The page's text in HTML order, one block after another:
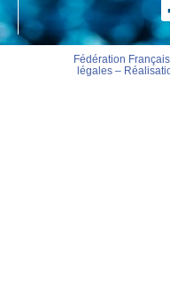
Fédération
légales–